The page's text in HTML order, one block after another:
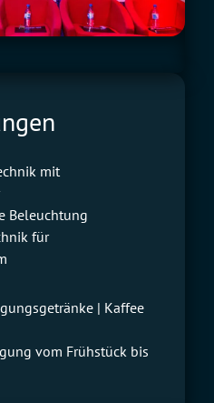
mit
Beleuchtung
für
| Kaffee
vom Frühstück bis